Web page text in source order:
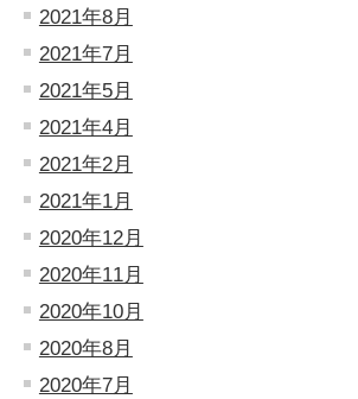
2021年8月
2021年7月
2021年5月
2021年4月
2021年2月
2021年1月
2020年12月
2020年11月
2020年10月
2020年8月
2020年7月